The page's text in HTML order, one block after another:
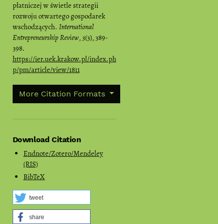
płatniczej w świetle strategii
rozwoju otwartego gospodarek
wschodzących. International
Entrepreneurship Review, 3(3), 389-
398.
https://ier.uek.krakow.pl/index.ph
p/pm/article/view/1811
More Citation Formats
Download Citation
Endnote/Zotero/Mendeley
(RIS)
BibTeX
tweet
share